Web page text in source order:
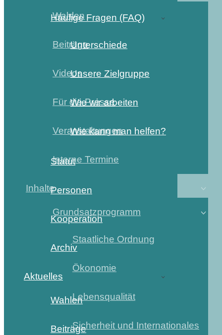
Wahlen
Beiträge
Videos
Für die Presse
Veranstaltungen
Interne Termine
Inhalte
Grundsatzprogramm
Staatliche Ordnung
Ökonomie
Lebensqualität
Sicherheit und Internationales
Häufige Fragen (FAQ)
Unterschiede
Unsere Zielgruppe
Wie wir arbeiten
Wie kann man helfen?
Statut
Personen
Kooperation
Archiv
Aktuelles
Wahlen
Beiträge